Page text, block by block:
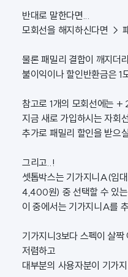
반대로 말한다면...
모회선을 해지하신다면 →
물론 패밀리 결합이 깨지더
불이익이나 할인반환금은 1
참고로 1개의 모회선에는 +
지금 새로 가입하시는 자회
추가로 패밀리 할인을 받으
그리고..!
셋톱박스는 기가지니A(임
4,400원) 중 선택할 수 있는
이 중에서는 기가지니A를
기가지니3보다 스펙이 살
저렴하고
대부분의 사용자분이 기가